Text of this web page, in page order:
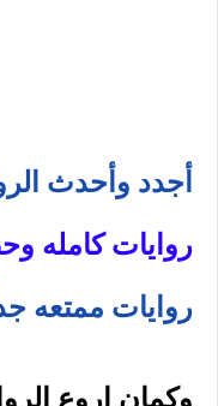
أجدد وأحدث
روايات كامله
روايات ممتعه
وكمان اروع